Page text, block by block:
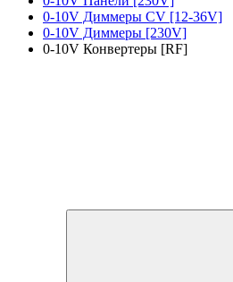
0-10V Диммеры CV [12-36V]
0-10V Диммеры [230V]
0-10V Конвертеры [RF]